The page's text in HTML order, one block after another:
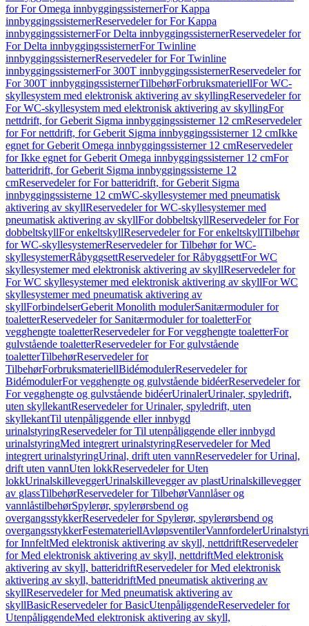
for For Omega innbyggingssisternerFor Kappa
innbyggingssisternerReservedeler for For Kappa
innbyggingssisternerFor Delta innbyggingssisternerReservedeler for
For Delta innbyggingssisternerFor Twinline
innbyggingssisternerReservedeler for For Twinline
innbyggingssisternerFor 300T innbyggingssisternerReservedeler for
For 300T innbyggingssisternerTilbehørForbruksmateriellFor WC-
skyllesystem med elektronisk aktivering av skyllingReservedeler for
For WC-skyllesystem med elektronisk aktivering av skyllingFor
nettdrift, for Geberit Sigma innbyggingssisterner 12 cmReservedeler
for For nettdrift, for Geberit Sigma innbyggingssisterner 12 cmIkke
egnet for Geberit Omega innbyggingssisterner 12 cmReservedeler
for Ikke egnet for Geberit Omega innbyggingssisterner 12 cmFor
batteridrift, for Geberit Sigma innbyggingssisterne 12
cmReservedeler for For batteridrift, for Geberit Sigma
innbyggingssisterne 12 cmWC-skyllesystemer med pneumatisk
aktivering av skyllReservedeler for WC-skyllesystemer med
pneumatisk aktivering av skyllFor dobbeltskyllReservedeler for For
dobbeltskyllFor enkeltskyllReservedeler for For enkeltskyllTilbehør
for WC-skyllesystemerReservedeler for Tilbehør for WC-
skyllesystemerRåbyggsettReservedeler for RåbyggsettFor WC
skyllesystemer med elektronisk aktivering av skyllReservedeler for
For WC skyllesystemer med elektronisk aktivering av skyllFor WC
skyllesystemer med pneumatisk aktivering av
skyllForbindelserGeberit Monolith modulerSanitærmoduler for
toaletterReservedeler for Sanitærmoduler for toaletterFor
vegghengte toaletterReservedeler for For vegghengte toaletterFor
gulvstående toaletterReservedeler for For gulvstående
toaletterTilbehørReservedeler for
TilbehørForbruksmateriellBidémodulerReservedeler for
BidémodulerFor vegghengte og gulvstående bidéerReservedeler for
For vegghengte og gulvstående bidéerUrinalerUrinaler, spyledrift,
uten skyllekantReservedeler for Urinaler, spyledrift, uten
skyllekantTil utenpåliggende eller innbygd
urinalstyringReservedeler for Til utenpåliggende eller innbygd
urinalstyringMed integrert urinalstyringReservedeler for Med
integrert urinalstyringUrinal, drift uten vannReservedeler for Urinal,
drift uten vannUten lokkReservedeler for Uten
lokkUrinalskilleveggerUrinalskillevegger av plastUrinalskillevegger
av glassTilbehørReservedeler for TilbehørVannlåser og
vannlåstilbehørSpylerør, spylerørsbend og
overgangsstykkerReservedeler for Spylerør, spylerørsbend og
overgangsstykkerFestemateriellAvløpsventilerVannfordeler
for InnfeltMed elektronisk aktivering av skyll, nettdriftReservedeler
for Med elektronisk aktivering av skyll, nettdriftMed elektronisk
aktivering av skyll, batteridriftReservedeler for Med elektronisk
aktivering av skyll, batteridriftMed pneumatisk aktivering av
skyllReservedeler for Med pneumatisk aktivering av
skyllBasicReservedeler for BasicUtenpåliggendeReservedeler for
UtenpåliggendeMed elektronisk aktivering av skyll,